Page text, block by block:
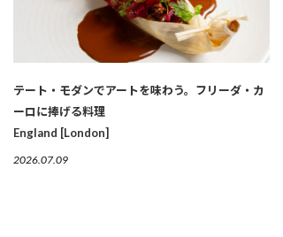
テート・モダンでアートを味わう。フリーダ・カ
ーロに捧げる料理
England [London]
2026.07.09